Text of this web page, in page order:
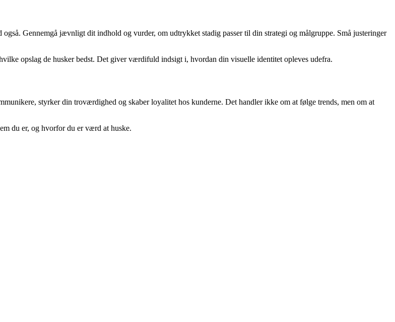
Gennemgå jævnligt dit indhold og vurder, om udtrykket stadig passer til din strategi og målgruppe. Små justeringer
opslag de husker bedst. Det giver værdifuld indsigt i, hvordan din visuelle identitet opleves udefra.
styrker din troværdighed og skaber loyalitet hos kunderne. Det handler ikke om at følge trends, men om at
du er, og hvorfor du er værd at huske.